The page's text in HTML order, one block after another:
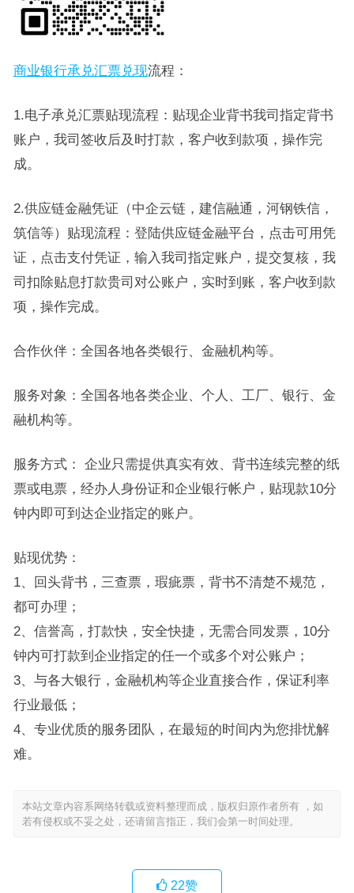
商业银行承兑汇票兑现流程：
1.电子承兑汇票贴现流程：贴现企业背书我司指定背书
账户，我司签收后及时打款，客户收到款项，操作完
成。
2.供应链金融凭证（中企云链，建信融通，河钢铁信，
筑信等）贴现流程：登陆供应链金融平台，点击可用凭
证，点击支付凭证，输入我司指定账户，提交复核，我
司扣除贴息打款贵司对公账户，实时到账，客户收到款
项，操作完成。
合作伙伴：全国各地各类银行、金融机构等。
服务对象：全国各地各类企业、个人、工厂、银行、金
融机构等。
服务方式： 企业只需提供真实有效、背书连续完整的纸
票或电票，经办人身份证和企业银行帐户，贴现款10分
钟内即可到达企业指定的账户。
贴现优势：
1、回头背书，三查票，瑕疵票，背书不清楚不规范，
都可办理；
2、信誉高，打款快，安全快捷，无需合同发票，10分
钟内可打款到企业指定的任一个或多个对公账户；
3、与各大银行，金融机构等企业直接合作，保证利率
行业最低；
4、专业优质的服务团队，在最短的时间内为您排忧解
难。
本站文章内容系网络转载或资料整理而成，版权归原作者所有 ，如
若有侵权或不妥之处，还请留言指正，我们会第一时间处理。
22赞